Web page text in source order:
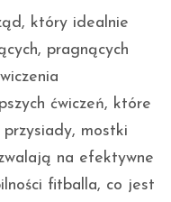
który idealnie
pragnących
ćwiczeń, które
przysiady, mostki
na efektywne
fitballa, co jest